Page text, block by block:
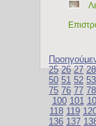
25 26 27 28
50 51 52 53
75 76 77 78
100 101
118 119
136 137